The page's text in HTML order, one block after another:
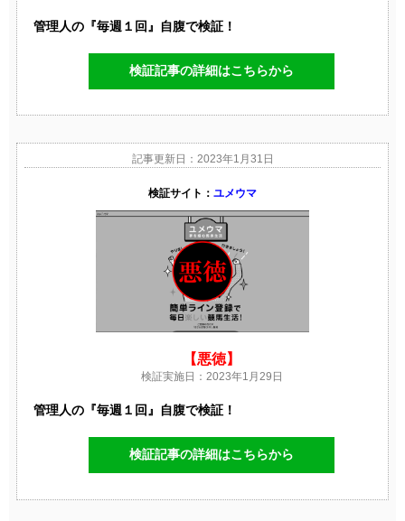
管理人の『毎週１回』自腹で検証！
検証記事の詳細はこちらから
記事更新日：2023年1月31日
検証サイト： ユメウマ
【悪徳】
検証実施日：2023年1月29日
管理人の『毎週１回』自腹で検証！
検証記事の詳細はこちらから